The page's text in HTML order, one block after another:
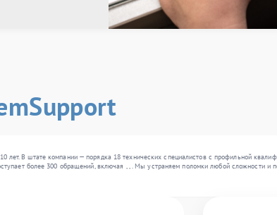
В штате компании — порядка 18 технических специалистов с профильной
более 300 обращений, включая , , . Мы устраняем поломки любой сложности и